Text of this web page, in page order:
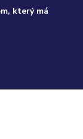
který má